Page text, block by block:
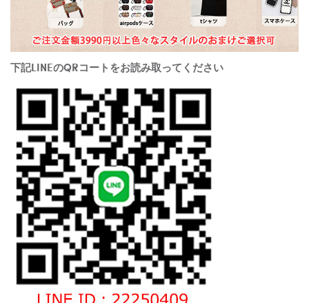
下記LINEのQRコートをお読み取ってください